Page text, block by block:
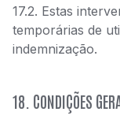
17.2. Estas
temporárias de
indemnização.
18. CONDIÇÕES